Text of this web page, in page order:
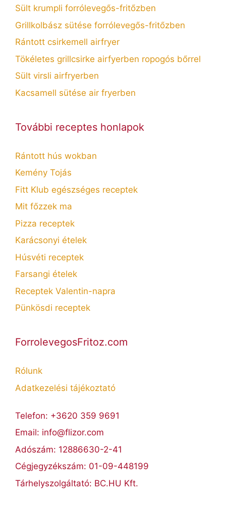
Sült krumpli forrólevegős-fritőzben
Grillkolbász sütése forrólevegős-fritőzben
Rántott csirkemell airfryer
Tökéletes grillcsirke airfyerben ropogós bőrrel
Sült virsli airfryerben
Kacsamell sütése air fryerben
További receptes honlapok
Rántott hús wokban
Kemény Tojás
Fitt Klub egészséges receptek
Mit főzzek ma
Pizza receptek
Karácsonyi ételek
Húsvéti receptek
Farsangi ételek
Receptek Valentin-napra
Pünkösdi receptek
ForrolevegosFritoz.com
Rólunk
Adatkezelési tájékoztató
Telefon: +3620 359 9691
Email: info@flizor.com
Adószám: 12886630-2-41
Cégjegyzékszám: 01-09-448199
Tárhelyszolgáltató: BC.HU Kft.